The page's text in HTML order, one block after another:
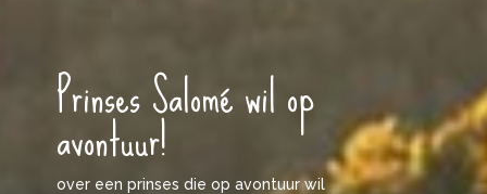
Prinses Salomé wil op
avontuur!
over een prinses die op avontuur wil